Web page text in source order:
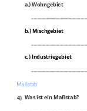
a.) Wohngebiet
b.) Mischgebiet
c.) Industriegebiet
Maßstab
4) Was ist ein Maßstab?